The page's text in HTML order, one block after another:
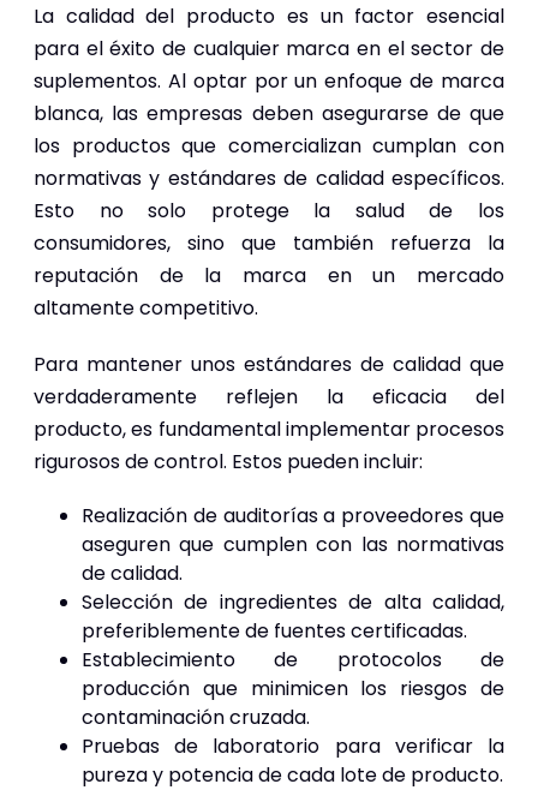
La calidad del producto es un factor esencial
para el éxito de cualquier marca en el sector de
suplementos. Al optar por un enfoque de marca
blanca, las empresas deben asegurarse de que
los productos que comercializan cumplan con
normativas y estándares de calidad específicos.
Esto no solo protege la salud de los
consumidores, sino que también refuerza la
reputación de la marca en un mercado
altamente competitivo.
Para mantener unos estándares de calidad que
verdaderamente reflejen la eficacia del
producto, es fundamental implementar procesos
rigurosos de control. Estos pueden incluir:
Realización de auditorías a proveedores que
aseguren que cumplen con las normativas
de calidad.
Selección de ingredientes de alta calidad,
preferiblemente de fuentes certificadas.
Establecimiento de protocolos de
producción que minimicen los riesgos de
contaminación cruzada.
Pruebas de laboratorio para verificar la
pureza y potencia de cada lote de producto.